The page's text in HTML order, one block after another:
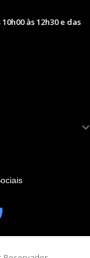
às 12h30 e das